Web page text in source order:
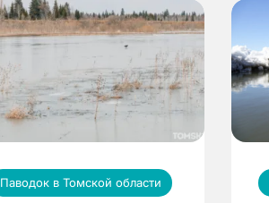
Паводок в Томской области